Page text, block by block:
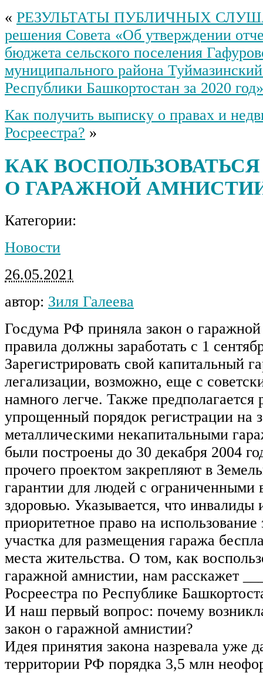
« РЕЗУЛЬТАТЫ ПУБЛИЧНЫХ
решения Совета «Об утверждении
бюджета сельского поселения
муниципального района
Республики Башкортостан за 2020 год»
Как получить выписку о правах и
Росреестра? »
КАК
О ГАРАЖНОЙ
Категории:
Новости
26.05.2021
автор: Зиля Галеева
Госдума РФ приняла закон о
правила должны заработать с 1
Зарегистрировать свой капитальный
легализации, возможно, еще с
намного легче. Также предполагается
упрощенный порядок регистрации на
металлическими некапитальными
были построены до 30 декабря 2004
прочего проектом закрепляют в
гарантии для людей с ограниченными
здоровью. Указывается, что инвалиды
приоритетное право на использование
участка для размещения гаража
места жительства. О том, как
гаражной амнистии, нам расскажет
Росреестра по Республике
И наш первый вопрос: почему
закон о гаражной амнистии?
Идея принятия закона назревала уже
территории РФ порядка 3,5 млн